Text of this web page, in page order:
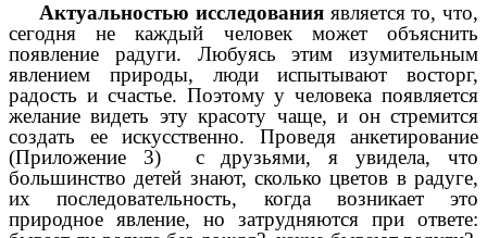
Актуальностью исследования является то, что,
сегодня не каждый человек может объяснить
появление радуги. Любуясь этим изумительным
явлением природы, люди испытывают восторг,
радость и счастье. Поэтому у человека появляется
желание видеть эту красоту чаще, и он стремится
создать ее искусственно. Проведя анкетирование
(Приложение 3)
с друзьями, я увидела, что
большинство детей знают, сколько цветов в радуге,
их последовательность, когда возникает это
природное явление, но затрудняются при ответе: